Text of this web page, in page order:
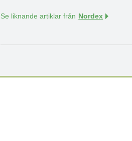
Se liknande artiklar från Nordex